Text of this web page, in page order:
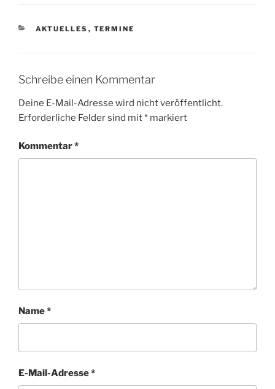
KATEGORIEN
AKTUELLES , TERMINE
Schreibe einen Kommentar
Deine E-Mail-Adresse wird nicht veröffentlicht.
Erforderliche Felder sind mit* markiert
Kommentar*
Name*
E-Mail-Adresse*